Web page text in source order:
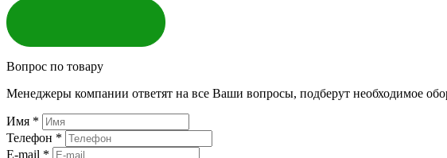
Вопрос по товару
Менеджеры компании ответят на все Ваши вопросы, подберут необходимое
Имя *
Телефон *
E-mail *